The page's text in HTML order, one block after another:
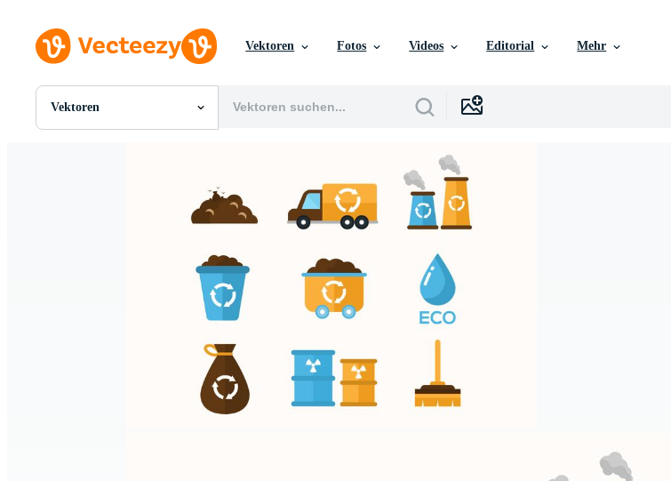
Vektoren Fotos Videos Editorial Mehr
Vektoren
Alle Bilder